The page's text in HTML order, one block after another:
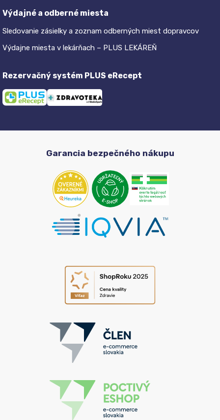
Výdajné a odberné miesta
Sledovanie zásielky a zoznam odberných miest dopravcov
Výdajne miesta v lekárňach – PLUS LEKÁREŇ
Rezervačný systém PLUS eRecept
Garancia bezpečného nákupu